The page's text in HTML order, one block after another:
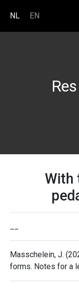
NL
EN
With
Masschelein, J.
forms. Notes for a